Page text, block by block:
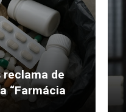
reclama de
“Farmácia